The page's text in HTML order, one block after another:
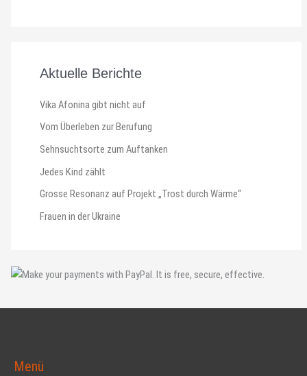
Aktuelle Berichte
Vika Afonina gibt nicht auf
Vom Überleben zur Berufung
Sehnsuchtsorte zum Auftanken
Jedes Kind zählt
Grosse Resonanz auf Projekt „Trost durch Wärme“
Frauen in der Ukraine
Menü